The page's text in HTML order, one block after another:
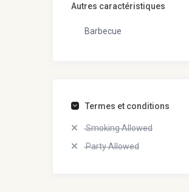
Autres caractéristiques
Barbecue
Termes et conditions
Smoking Allowed
Party Allowed